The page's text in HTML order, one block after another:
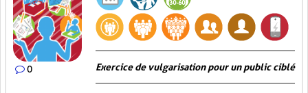
0 Exercice de vulgarisation pour un public ciblé